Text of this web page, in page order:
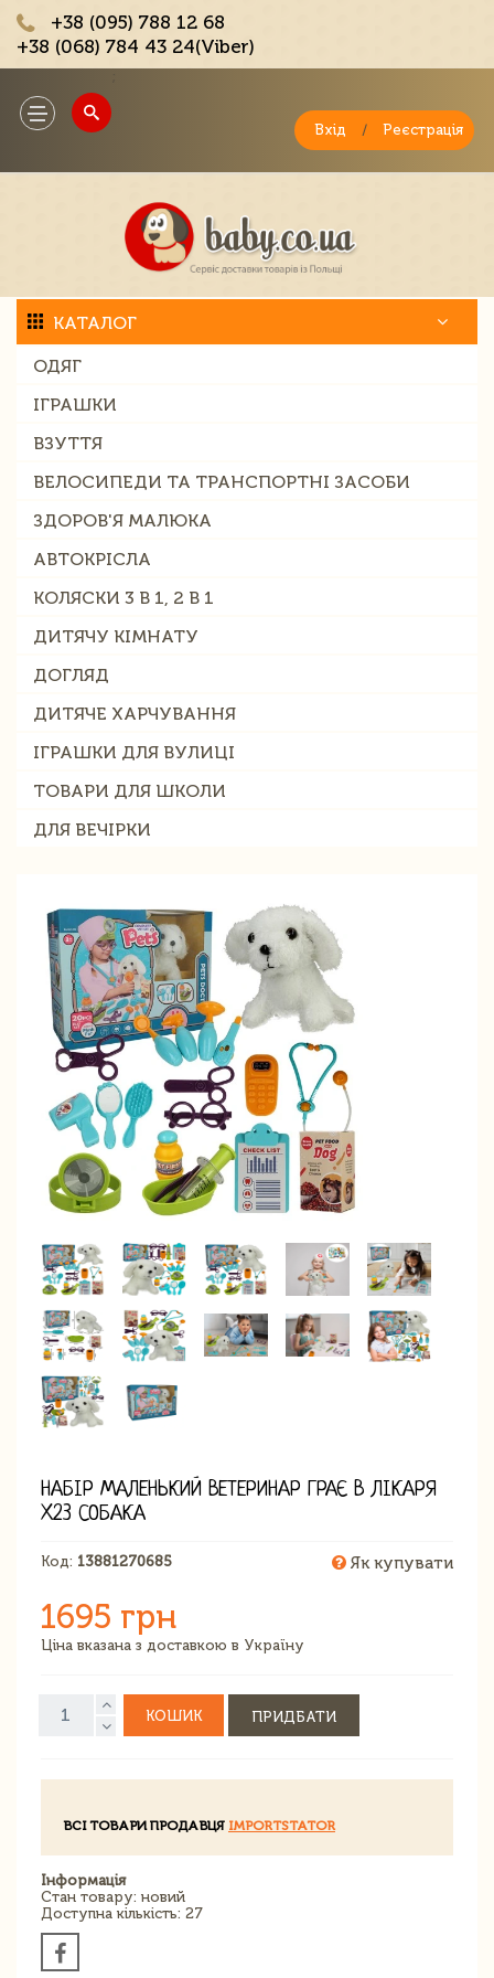
+38 (095) 788 12 68
+38 (068) 784 43 24(Viber)
Toggle
navigation
Вхід / Реєстрація
КАТАЛОГ
ОДЯГ
ІГРАШКИ
ВЗУТТЯ
ВЕЛОСИПЕДИ ТА ТРАНСПОРТНІ ЗАСОБИ
ЗДОРОВ'Я МАЛЮКА
АВТОКРІСЛА
КОЛЯСКИ 3 В 1, 2 В 1
ДИТЯЧУ КІМНАТУ
ДОГЛЯД
ДИТЯЧЕ ХАРЧУВАННЯ
ІГРАШКИ ДЛЯ ВУЛИЦІ
ТОВАРИ ДЛЯ ШКОЛИ
ДЛЯ ВЕЧІРКИ
НАБІР МАЛЕНЬКИЙ ВЕТЕРИНАР ГРАЄ В ЛІКАРЯ
X23 СОБАКА
Код: 13881270685 Як купувати
1695 грн
Ціна вказана з доставкою в Україну
КОШИК ПРИДБАТИ
ВСІ ТОВАРИ ПРОДАВЦЯ IMPORTSTATOR
Інформація
Стан товару: новий
Доступна кількість: 27